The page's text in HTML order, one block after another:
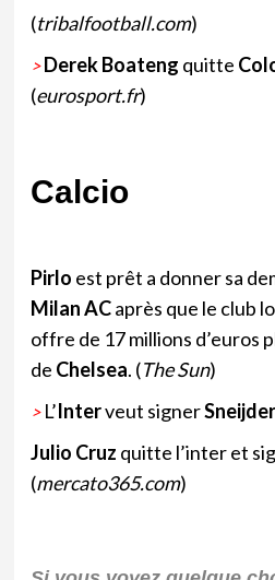
(tribalfootball.com)
>Derek Boateng quitte
(eurosport.fr)
Calcio
Pirlo est prêt a donner sa
Milan ACaprès que le club
offre de 17 millions d’euros
de Chelsea. (The Sun)
> L’Interveut signerSneijder
Julio Cruz quitte l’inter et
(mercato365.com)